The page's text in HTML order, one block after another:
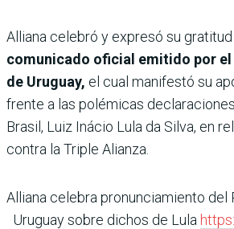
Alliana celebró y expresó su
comunicado oficial emitido por
de Uruguay, el cual manifestó su
frente a las polémicas
Brasil, Luiz Inácio Lula da Silva, en
contra la Triple Alianza.
Alliana celebra pronunciamiento del
Uruguay sobre dichos de Lula